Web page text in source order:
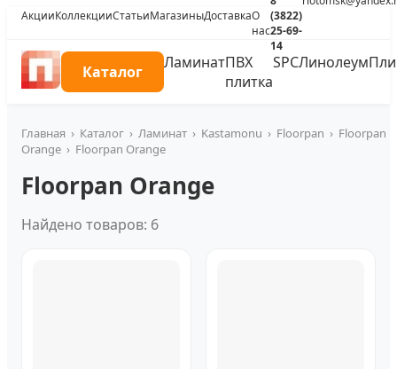
АкцииКоллекцииСтатьиМагазиныДоставкаО
нас
(3822)
25-69-
14
Каталог ЛаминатПВХ
плитка
SPCЛинолеум
Главная › Каталог › Ламинат › Kastamonu › Floorpan › Floorpan
Orange › Floorpan Orange
Floorpan Orange
Найдено товаров: 6